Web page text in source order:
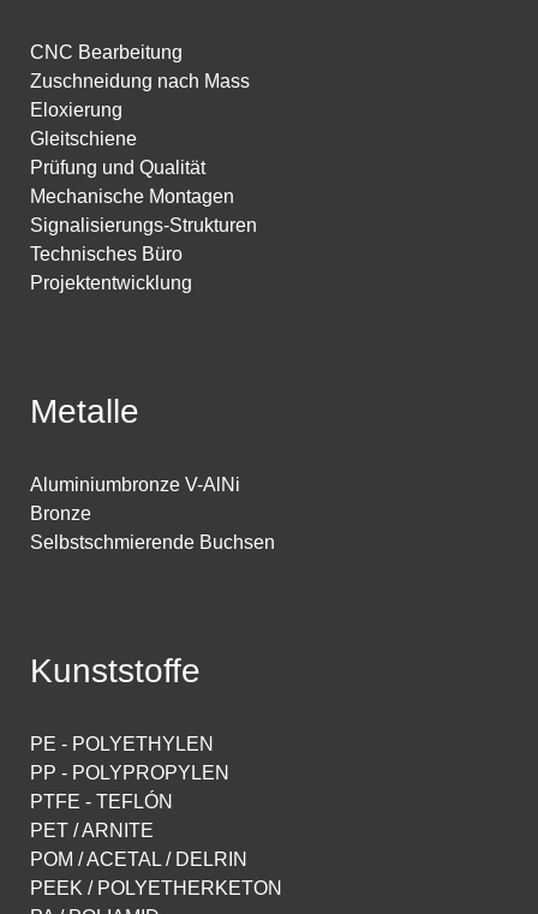
CNC Bearbeitung
Zuschneidung nach Mass
Eloxierung
Gleitschiene
Prüfung und Qualität
Mechanische Montagen
Signalisierungs-Strukturen
Technisches Büro
Projektentwicklung
Metalle
Aluminiumbronze V-AlNi
Bronze
Selbstschmierende Buchsen
Kunststoffe
PE - POLYETHYLEN
PP - POLYPROPYLEN
PTFE - TEFLÓN
PET / ARNITE
POM / ACETAL / DELRIN
PEEK / POLYETHERKETON